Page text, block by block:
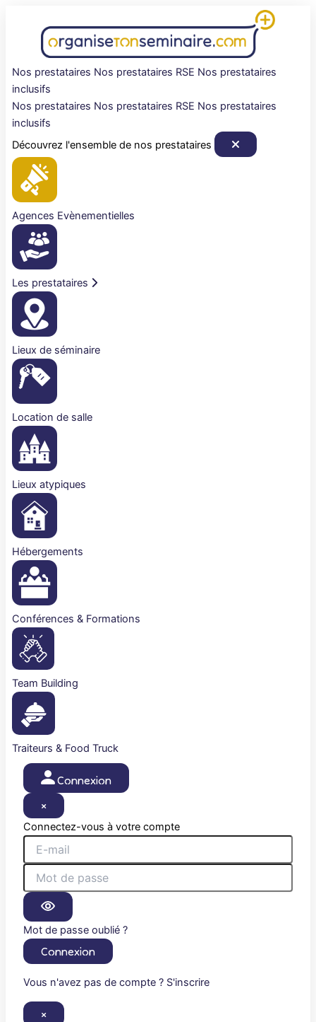
Nos prestataires Nos prestataires RSE Nos prestataires
inclusifs
Nos prestataires Nos prestataires RSE Nos prestataires
inclusifs
Découvrez l'ensemble de nos prestataires
Agences Evènementielles
Les prestataires
Lieux de séminaire
Location de salle
Lieux atypiques
Hébergements
Conférences & Formations
Team Building
Traiteurs & Food Truck
Connexion
×
Connectez-vous à votre compte
Mot de passe oublié ?
Connexion
Vous n'avez pas de compte ? S'inscrire
×